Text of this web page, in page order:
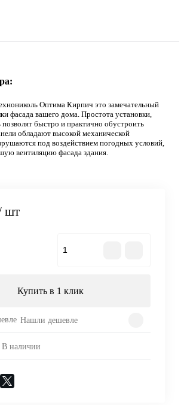
Оптима Кирпич это замечательный
фасада вашего дома. Простота установки,
быстро и практично обустроить
обладают высокой механической
под воздействием погодных условий,
вентиляцию фасада здания.
шт
Купить в 1 клик
Нашли дешевле
В наличии